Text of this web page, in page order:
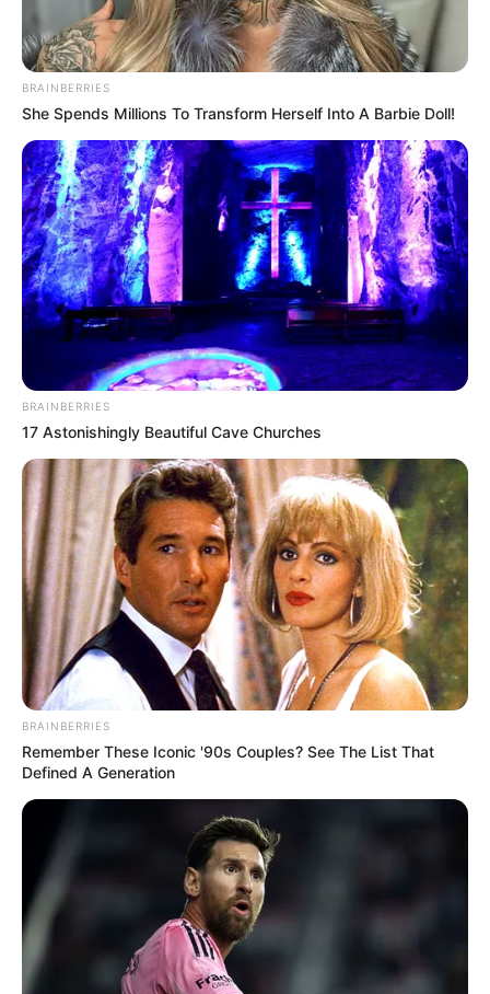
BRAINBERRIES
She Spends Millions To Transform Herself Into A Barbie Doll!
BRAINBERRIES
17 Astonishingly Beautiful Cave Churches
BRAINBERRIES
Remember These Iconic '90s Couples? See The List That
Defined A Generation